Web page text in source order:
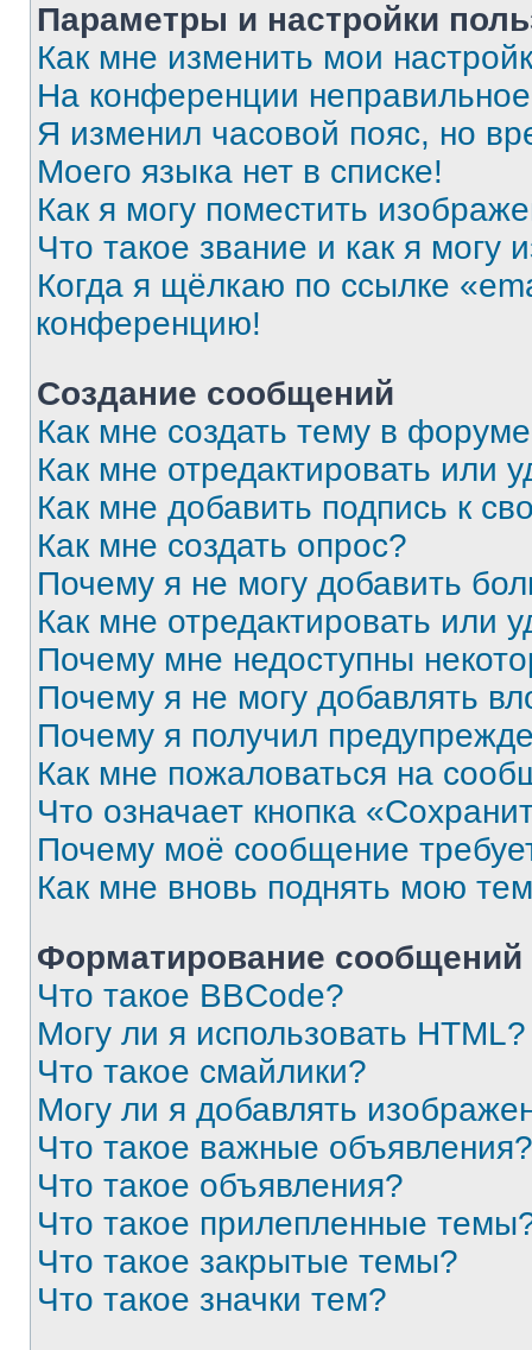
Параметры и настройки
Как мне изменить мои
На конференции
Я изменил часовой пояс, но
Моего языка нет в списке!
Как я могу поместить
Что такое звание и как я могу
Когда я щёлкаю по ссылке
конференцию!
Создание сообщений
Как мне создать тему в
Как мне отредактировать или
Как мне добавить подпись к
Как мне создать опрос?
Почему я не могу добавить
Как мне отредактировать или
Почему мне недоступны
Почему я не могу добавлять
Почему я получил
Как мне пожаловаться на
Что означает кнопка
Почему моё сообщение
Как мне вновь поднять мою
Форматирование
Что такое BBCode?
Могу ли я использовать HTML?
Что такое смайлики?
Могу ли я добавлять
Что такое важные объявления?
Что такое объявления?
Что такое прилепленные
Что такое закрытые темы?
Что такое значки тем?